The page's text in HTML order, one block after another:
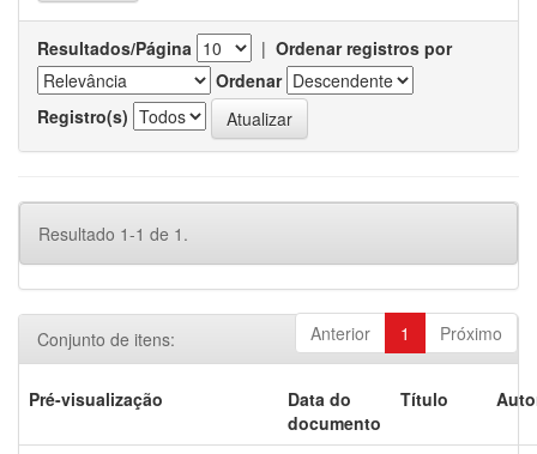
Resultados/Página | Ordenar registros por
Ordenar
Registro(s)
Resultado 1-1 de 1.
Anterior 1 Próximo
Conjunto de itens:
Pré-visualização
Data do
documento
Título